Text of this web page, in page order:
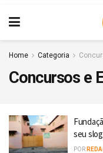
Home Categoria
Concursos e
seu
POR